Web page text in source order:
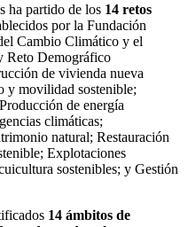
ha partido de los 14 retos
por la Fundación
Cambio Climático y el
Reto Demográfico
de vivienda nueva
y movilidad sostenible;
de energía
climáticas;
natural; Restauración
Explotaciones
sostenibles; y Gestión
14 ámbitos de